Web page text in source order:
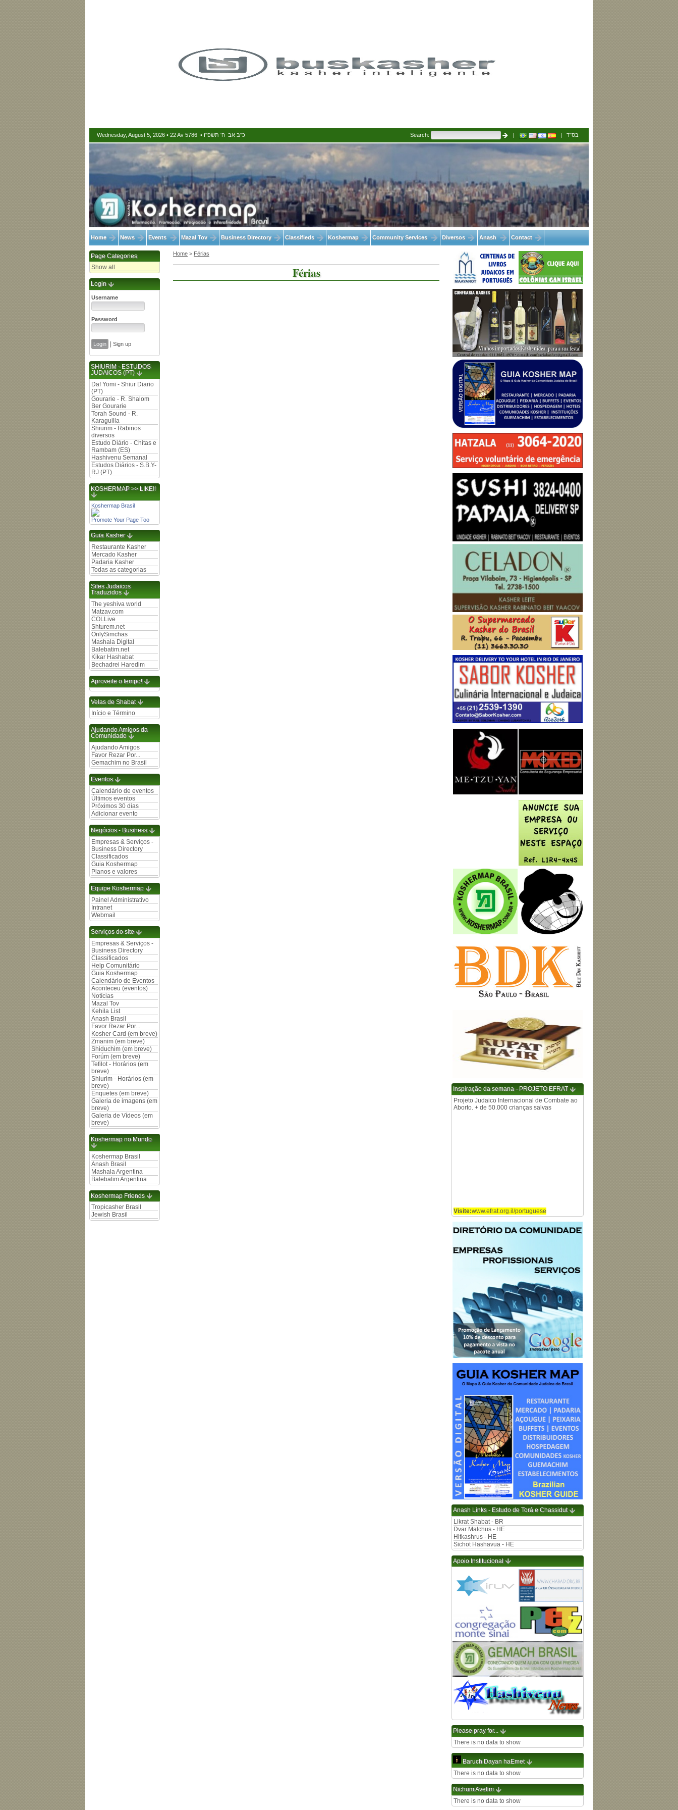
Wednesday, August 5, 2026 • 22 Av 5786 • כ"ב אב ה' תשפ"ו Search: | | בס″ד
Home News Events Mazal Tov Business Directory Classifieds Koshermap Community Services Diversos Anash Contact
Page Categories
Show all
Login
Username
Password
| Sign up
SHIURIM - ESTUDOS
JUDAICOS (PT)
Daf Yomi - Shiur Diario
(PT)
Gourarie - R. Shalom
Ber Gourarie
Torah Sound - R.
Karaguilla
Shiurim - Rabinos
diversos
Estudo Diário - Chitas e
Rambam (ES)
Hashivenu Semanal
Estudos Diários - S.B.Y-
RJ (PT)
KOSHERMAP >> LIKE!!
Koshermap Brasil
Promote Your Page Too
Guia Kasher
Restaurante Kasher
Mercado Kasher
Padaria Kasher
Todas as categorias
Sites Judaicos
Traduzidos
The yeshiva world
Matzav.com
COLLive
Shturem.net
OnlySimchas
Mashala Digital
Balebatim.net
Kikar Hashabat
Bechadrei Haredim
Aproveite o tempo!
Velas de Shabat
Início e Término
Ajudando Amigos da
Comunidade
Ajudando Amigos
Favor Rezar Por...
Gemachim no Brasil
Eventos
Calendário de eventos
Últimos eventos
Próximos 30 dias
Adicionar evento
Negócios - Business
Empresas & Serviços -
Business Directory
Classificados
Guia Koshermap
Planos e valores
Equipe Koshermap
Painel Administrativo
Intranet
Webmail
Serviços do site
Empresas & Serviços -
Business Directory
Classificados
Help Comunitário
Guia Koshermap
Calendário de Eventos
Aconteceu (eventos)
Notícias
Mazal Tov
Kehila List
Anash Brasil
Favor Rezar Por...
Kosher Card (em breve)
Zmanim (em breve)
Shiduchim (em breve)
Forúm (em breve)
Tefilot - Horários (em
breve)
Shiurim - Horários (em
breve)
Enquetes (em breve)
Galeria de imagens (em
breve)
Galeria de Vídeos (em
breve)
Koshermap no Mundo
Koshermap Brasil
Anash Brasil
Mashala Argentina
Balebatim Argentina
Koshermap Friends
Tropicasher Brasil
Jewish Brasil
Home > Férias
Férias
Inspiração da semana - PROJETO EFRAT
Projeto Judaico Internacional de Combate ao
Aborto. + de 50.000 crianças salvas
Visite:www.efrat.org.il/portuguese
Anash Links - Estudo de Torá e Chassidut
Likrat Shabat - BR
Dvar Malchus - HE
Hitkashrus - HE
Sichot Hashavua - HE
Apoio Institucional
Please pray for...
There is no data to show
Baruch Dayan haEmet
There is no data to show
Nichum Avelim
There is no data to show